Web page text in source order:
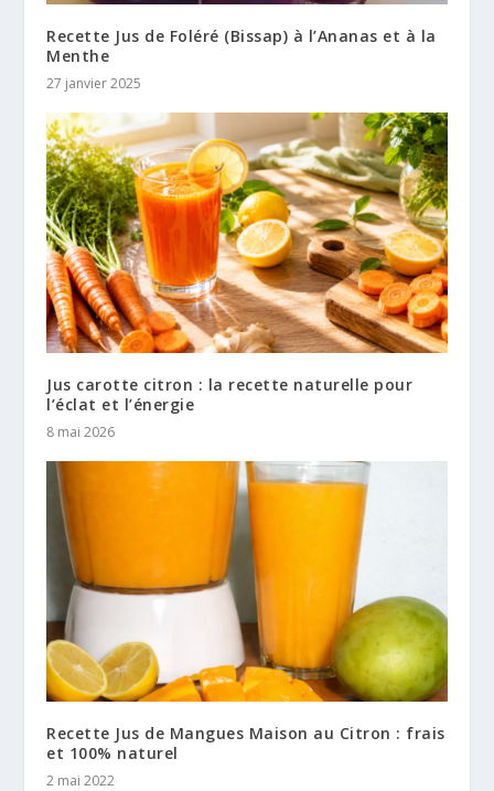
Recette Jus de Foléré (Bissap) à l’Ananas et à la
Menthe
27 janvier 2025
Jus carotte citron : la recette naturelle pour
l’éclat et l’énergie
8 mai 2026
Recette Jus de Mangues Maison au Citron : frais
et 100% naturel
2 mai 2022